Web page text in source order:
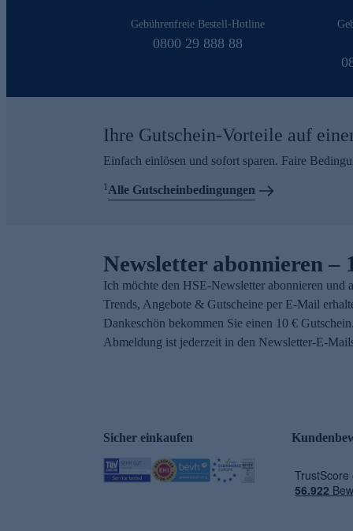
Gebührenfreie Bestell-Hotline
0800 29 888 88
Ihre Gutschein-Vorteile auf
Einfach einlösen und sofort sparen. Faire
1Alle Gutscheinbedingungen
Newsletter abonnieren –
Ich möchte den HSE-Newsletter abonnieren und
Trends, Angebote & Gutscheine per E-Mail
Dankeschön bekommen Sie einen 10 €
Abmeldung ist jederzeit in den Newsletter-E-
Sicher einkaufen